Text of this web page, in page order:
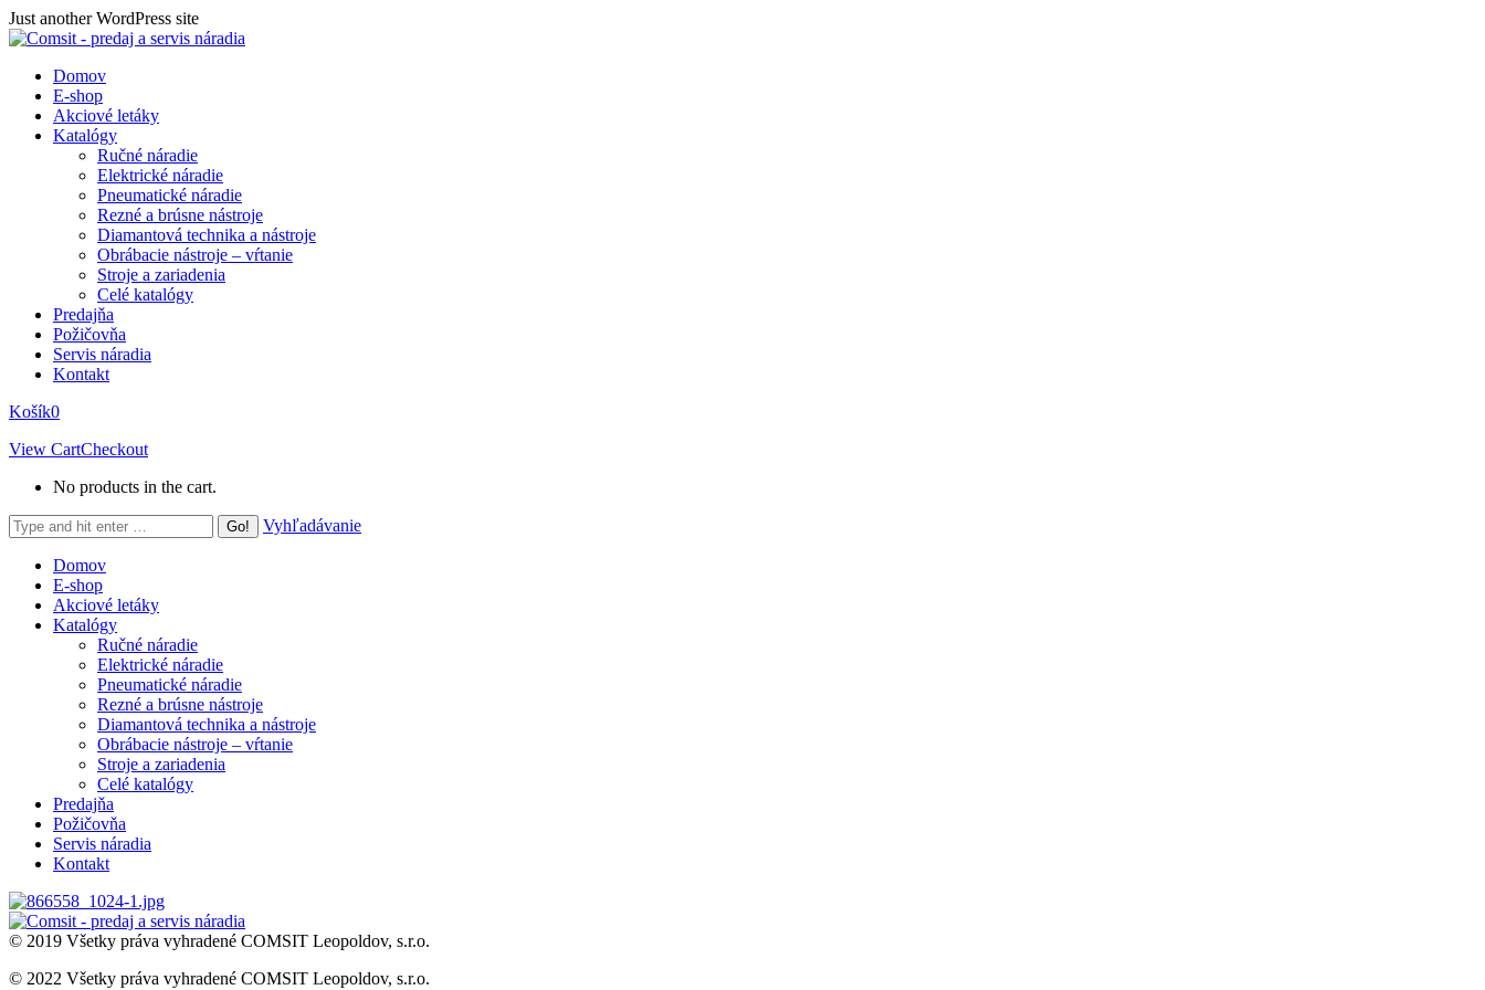
Skip
to
Just another WordPress site
Domov
E-shop
Akciové letáky
Katalógy
Ručné náradie
Elektrické náradie
Pneumatické náradie
Rezné a brúsne nástroje
Diamantová technika a nástroje
Obrábacie nástroje – vŕtanie
Stroje a zariadenia
Celé katalógy
Predajňa
Požičovňa
Servis náradia
Kontakt
Košík0
View CartCheckout
No products in the cart.
Search:
Vyhľadávanie
Domov
E-shop
Akciové letáky
Katalógy
Ručné náradie
Elektrické náradie
Pneumatické náradie
Rezné a brúsne nástroje
Diamantová technika a nástroje
Obrábacie nástroje – vŕtanie
Stroje a zariadenia
Celé katalógy
Predajňa
Požičovňa
Servis náradia
Kontakt
© 2019 Všetky práva vyhradené COMSIT Leopoldov, s.r.o.
© 2022 Všetky práva vyhradené COMSIT Leopoldov, s.r.o.